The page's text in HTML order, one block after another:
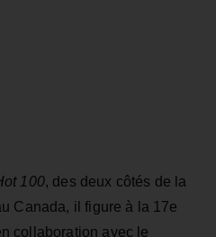
100, des deux côtés de la
Canada, il figure à la 17e
collaboration avec le